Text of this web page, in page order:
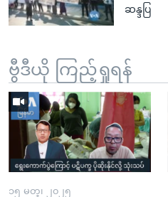
ဆန္ဒပြ
ဗွီဒီယို ကြည့်ရှုရန်
၁၅ မတ္၊ ၂၀၂၅